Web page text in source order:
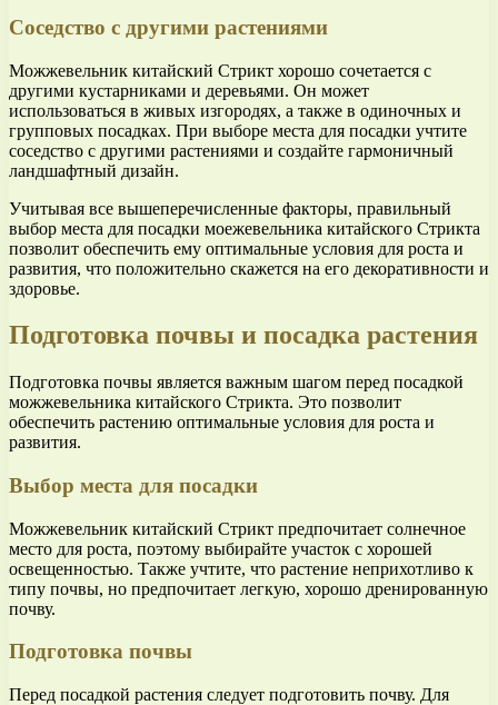
Соседство с другими растениями
Можжевельник китайский Стрикт хорошо сочетается с
другими кустарниками и деревьями. Он может
использоваться в живых изгородях, а также в одиночных и
групповых посадках. При выборе места для посадки учтите
соседство с другими растениями и создайте гармоничный
ландшафтный дизайн.
Учитывая все вышеперечисленные факторы, правильный
выбор места для посадки моежевельника китайского Стрикта
позволит обеспечить ему оптимальные условия для роста и
развития, что положительно скажется на его декоративности и
здоровье.
Подготовка почвы и посадка растения
Подготовка почвы является важным шагом перед посадкой
можжевельника китайского Стрикта. Это позволит
обеспечить растению оптимальные условия для роста и
развития.
Выбор места для посадки
Можжевельник китайский Стрикт предпочитает солнечное
место для роста, поэтому выбирайте участок с хорошей
освещенностью. Также учтите, что растение неприхотливо к
типу почвы, но предпочитает легкую, хорошо дренированную
почву.
Подготовка почвы
Перед посадкой растения следует подготовить почву. Для